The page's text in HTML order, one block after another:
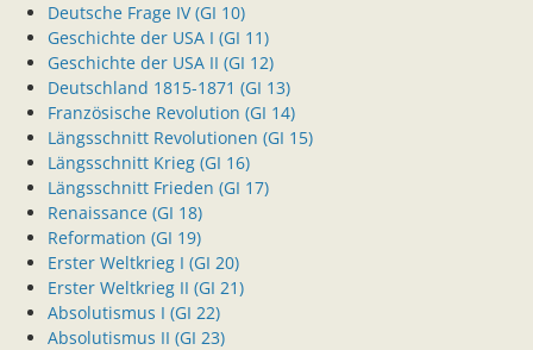
Deutsche Frage IV (GI 10)
Geschichte der USA I (GI 11)
Geschichte der USA II (GI 12)
Deutschland 1815-1871 (GI 13)
Französische Revolution (GI 14)
Längsschnitt Revolutionen (GI 15)
Längsschnitt Krieg (GI 16)
Längsschnitt Frieden (GI 17)
Renaissance (GI 18)
Reformation (GI 19)
Erster Weltkrieg I (GI 20)
Erster Weltkrieg II (GI 21)
Absolutismus I (GI 22)
Absolutismus II (GI 23)